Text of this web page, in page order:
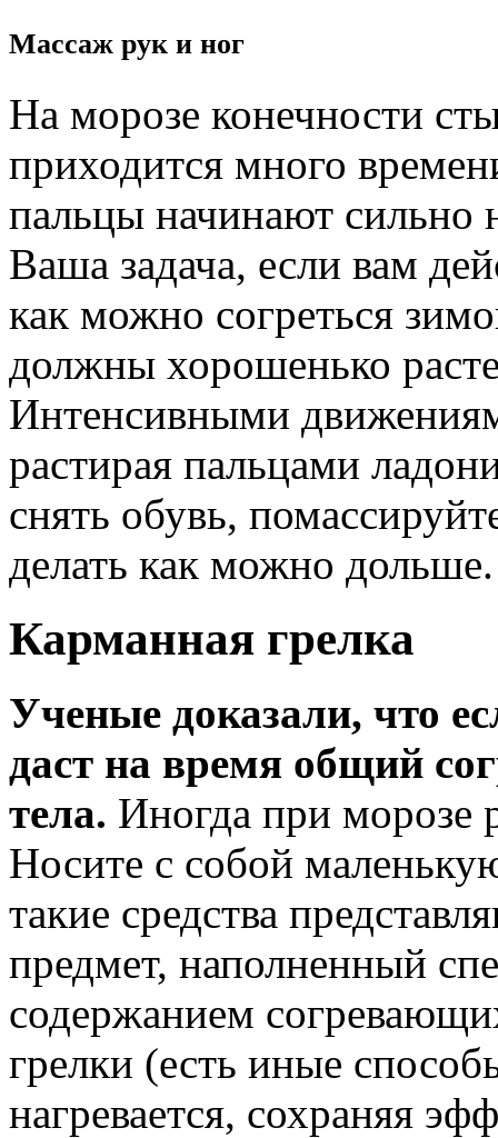
Массаж рук и ног
На морозе конечности
приходится много
пальцы начинают сильно
Ваша задача, если вам
как можно согреться
должны хорошенько
Интенсивными
растирая пальцами
снять обувь,
делать как можно дольше.
Карманная грелка
Ученые доказали, что
даст на время общий
тела. Иногда при морозе
Носите с собой
такие средства
предмет, наполненный
содержанием
грелки (есть иные
нагревается, сохраняя